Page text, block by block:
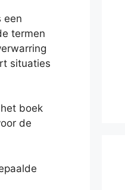
een
termen
situaties
boek
de